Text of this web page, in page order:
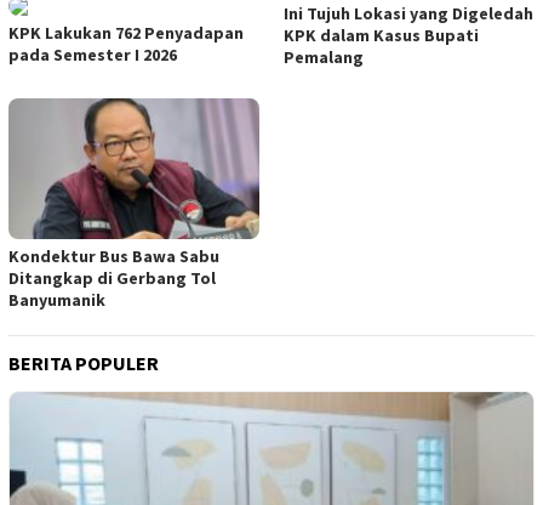
KPK Lakukan 762 Penyadapan
pada Semester I 2026
Ini Tujuh Lokasi yang Digeledah
KPK dalam Kasus Bupati
Pemalang
Kondektur Bus Bawa Sabu
Ditangkap di Gerbang Tol
Banyumanik
BERITA POPULER